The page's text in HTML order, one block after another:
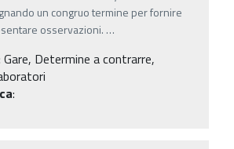
un congruo termine per fornire
osservazioni. …
Gare, Determine a contrarre,
: